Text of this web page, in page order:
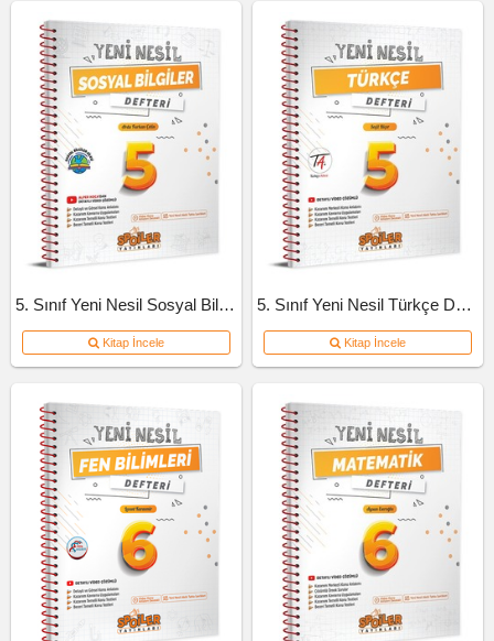
5. Sınıf Yeni Nesil Sosyal Bilgiler Defteri
Kitap İncele
5. Sınıf Yeni Nesil Türkçe Defteri
Kitap İncele